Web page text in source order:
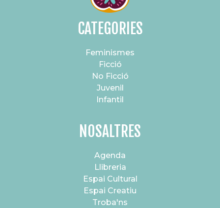
CATEGORIES
Feminismes
Ficció
No Ficció
Juvenil
Infantil
NOSALTRES
Agenda
Llibreria
Espai Cultural
Espai Creatiu
Troba'ns